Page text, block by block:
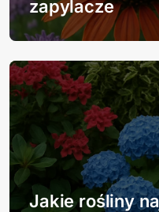
w
p
i
s
u
zapylacze
Jakie rośliny